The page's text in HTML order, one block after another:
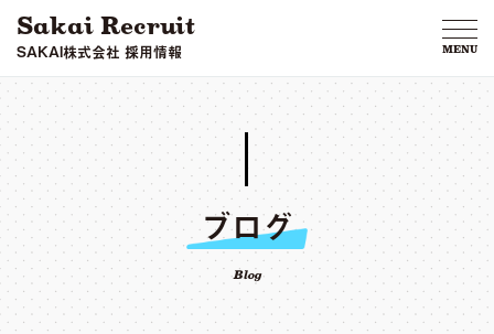
Sakai Recruit
SAKAI株式会社 採用情報 MENU
ブログ
Blog